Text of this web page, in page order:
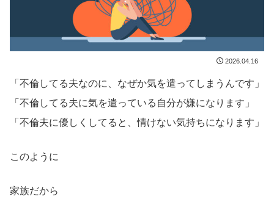
2026.04.16
「不倫してる夫なのに、なぜか気を遣ってしまうんです」
「不倫してる夫に気を遣っている自分が嫌になります」
「不倫夫に優しくしてると、情けない気持ちになります」
このように
家族だから